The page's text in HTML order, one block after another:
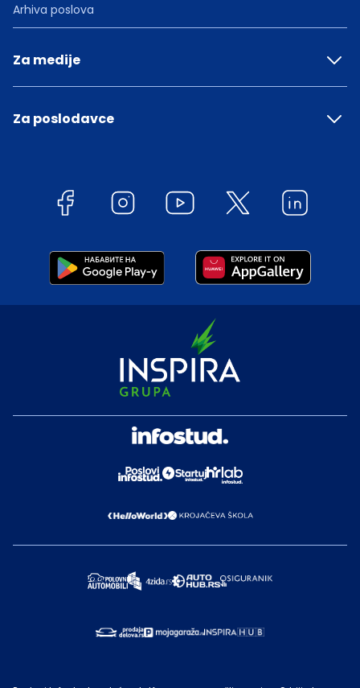
Arhiva poslova
Za medije
Za poslodavce